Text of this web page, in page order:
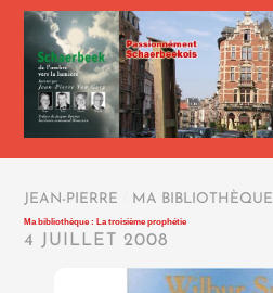
JEAN-PIERRE MA BIBLIOTHÈQUE
Ma bibliothèque : La troisième prophétie
4 JUILLET 2008